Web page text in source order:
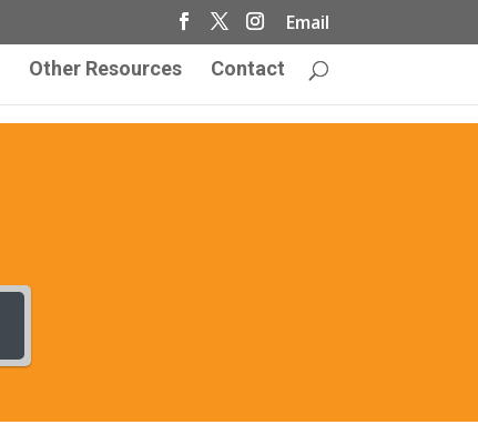
Email
Other Resources Contact